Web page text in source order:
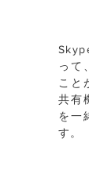
って
こと
共有
を一
す。